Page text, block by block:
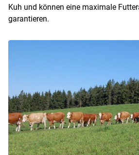
Kuh und können eine maximale
garantieren.